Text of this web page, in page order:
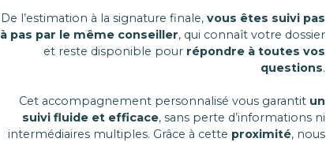
De l’estimation à la signature finale, vous êtes suivi pas
à pas par le même conseiller, qui connaît votre dossier
et reste disponible pour répondre à toutes vos
questions.
Cet accompagnement personnalisé vous garantit un
suivi fluide et efficace, sans perte d’informations ni
intermédiaires multiples. Grâce à cette proximité, nous